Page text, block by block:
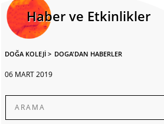
Haber ve Etkinlikler
DOĞA KOLEJİ > DOGA'DAN HABERLER
06 MART 2019